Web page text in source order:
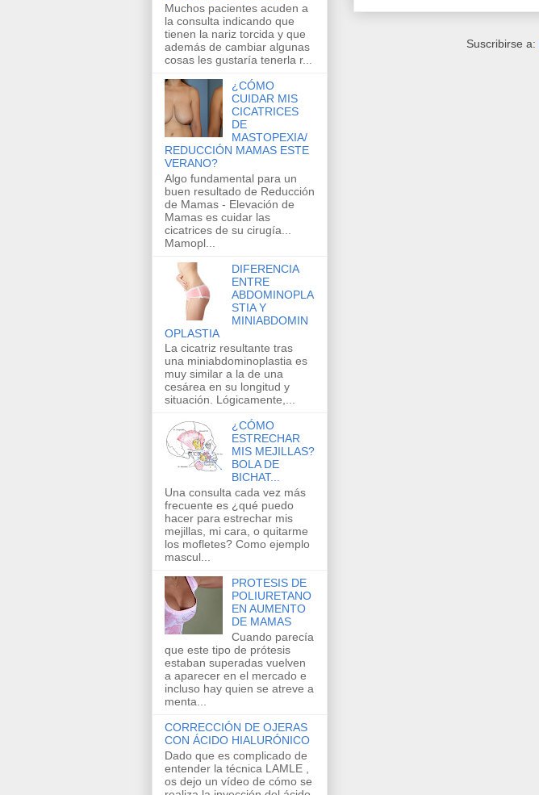
Suscribirse a:
Muchos pacientes acuden a
la consulta indicando que
tienen la nariz torcida y que
además de cambiar algunas
cosas les gustaría tenerla r...
¿CÓMO
CUIDAR MIS
CICATRICES
DE
MASTOPEXIA/
REDUCCIÓN MAMAS ESTE
VERANO?
Algo fundamental para un
buen resultado de Reducción
de Mamas - Elevación de
Mamas es cuidar las
cicatrices de su cirugía...
Mamopl...
DIFERENCIA
ENTRE
ABDOMINOPLA
STIA Y
MINIABDOMIN
OPLASTIA
La cicatriz resultante tras
una miniabdominoplastia es
muy similar a la de una
cesárea en su longitud y
situación. Lógicamente,...
¿CÓMO
ESTRECHAR
MIS MEJILLAS?
BOLA DE
BICHAT...
Una consulta cada vez más
frecuente es ¿qué puedo
hacer para estrechar mis
mejillas, mi cara, o quitarme
los mofletes? Como ejemplo
mascul...
PROTESIS DE
POLIURETANO
EN AUMENTO
DE MAMAS
Cuando parecía
que este tipo de prótesis
estaban superadas vuelven
a aparecer en el mercado e
incluso hay quien se atreve a
menta...
CORRECCIÓN DE OJERAS
CON ÁCIDO HIALURÓNICO
Dado que es complicado de
entender la técnica LAMLE ,
os dejo un vídeo de cómo se